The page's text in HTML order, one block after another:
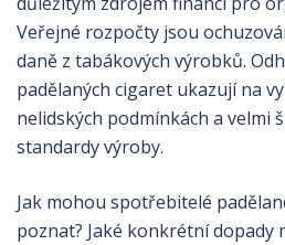
Veřejné rozpočty jsou
daně z tabákových výrobků.
padělaných cigaret ukazují na
nelidských podmínkách a velmi
standardy výroby.
Jak mohou spotřebitelé
poznat? Jaké konkrétní dopady